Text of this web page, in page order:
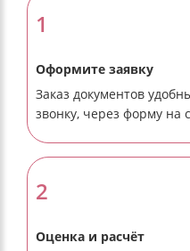
1
Оформите заявку
Заказ документов
звонку, через форму на
2
Оценка и расчёт